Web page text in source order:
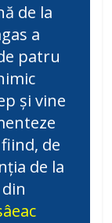
de la
a
patru
și vine
de
de la